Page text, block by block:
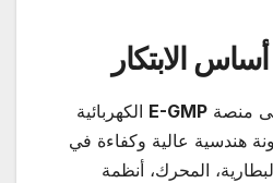
أساس الابتكار
منصة E-GMP الكهربائية
هندسية عالية وكفاءة في
المحرك، أنظمة